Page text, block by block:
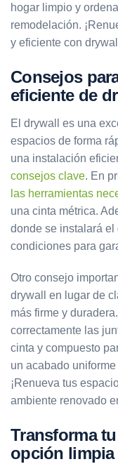
hogar limpio y
remodelación.
y eficiente con
Consejos
eficiente de
El drywall es una
espacios de forma
una instalación
consejos clave. En
las herramientas
una cinta métrica.
donde se instalará
condiciones para
Otro consejo
drywall en lugar de
más firme y
correctamente las
cinta y compuesto
un acabado
¡Renueva tus
ambiente renovado
Transforma
opción limpia